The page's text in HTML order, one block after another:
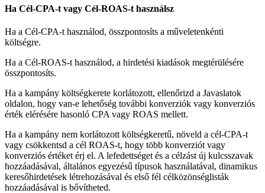
Ha Cél-CPA-t vagy Cél-ROAS-t használsz
Ha a Cél-CPA-t használod, összpontosíts a műveletenkénti
költségre.
Ha a Cél-ROAS-t használod, a hirdetési kiadások megtérülésére
összpontosíts.
Ha a kampány költségkerete korlátozott, ellenőrizd a Javaslatok
oldalon, hogy van-e lehetőség további konverziók vagy konverziós
érték elérésére hasonló CPA vagy ROAS mellett.
Ha a kampány nem korlátozott költségkeretű, növeld a cél-CPA-t
vagy csökkentsd a cél ROAS-t, hogy több konverziót vagy
konverziós értéket érj el. A lefedettséget és a célzást új kulcsszavak
hozzáadásával, általános egyezésű típusok használatával, dinamikus
keresőhirdetések létrehozásával és első fél célközönséglisták
hozzáadásával is bővítheted.